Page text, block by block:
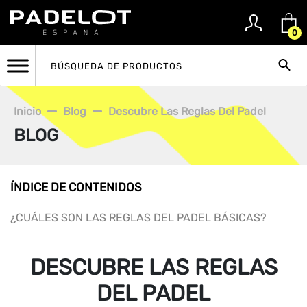
0
Inicio Blog Descubre Las Reglas Del Padel
BLOG
ÍNDICE DE CONTENIDOS
¿CUÁLES SON LAS REGLAS DEL PADEL BÁSICAS?
DESCUBRE LAS REGLAS
DEL PADEL